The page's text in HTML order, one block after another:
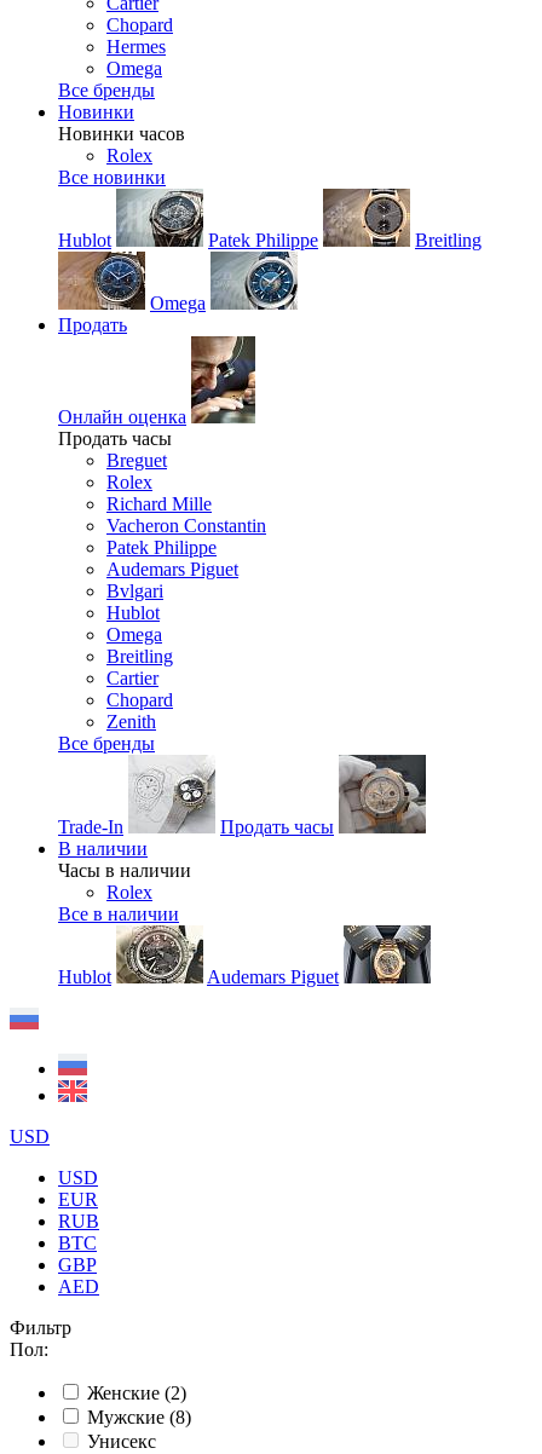
Chopard
Hermes
Omega
Все бренды
Новинки
Новинки часов
Rolex
Все новинки
Hublot Patek Philippe Breitling
Omega
Продать
Онлайн оценка
Продать часы
Breguet
Rolex
Richard Mille
Vacheron Constantin
Patek Philippe
Audemars Piguet
Bvlgari
Hublot
Omega
Breitling
Cartier
Chopard
Zenith
Все бренды
Trade-In
Продать часы
В наличии
Часы в наличии
Rolex
Все в наличии
Hublot Audemars Piguet
USD
USD
EUR
RUB
BTC
GBP
AED
Фильтр
Пол:
Женские (2)
Мужские (8)
Унисекс